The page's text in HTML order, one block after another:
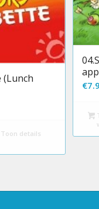
(Lunch
Toon details
€